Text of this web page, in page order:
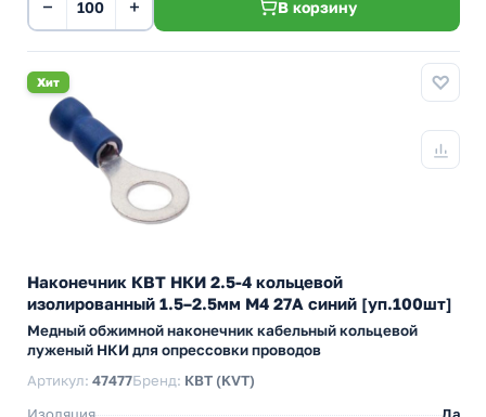
− + В корзину
Хит
Наконечник КВТ НКИ 2.5-4 кольцевой
изолированный 1.5–2.5мм М4 27А синий [уп.100шт]
Медный обжимной наконечник кабельный кольцевой
луженый НКИ для опрессовки проводов
Артикул: 47477Бренд: КВТ (KVT)